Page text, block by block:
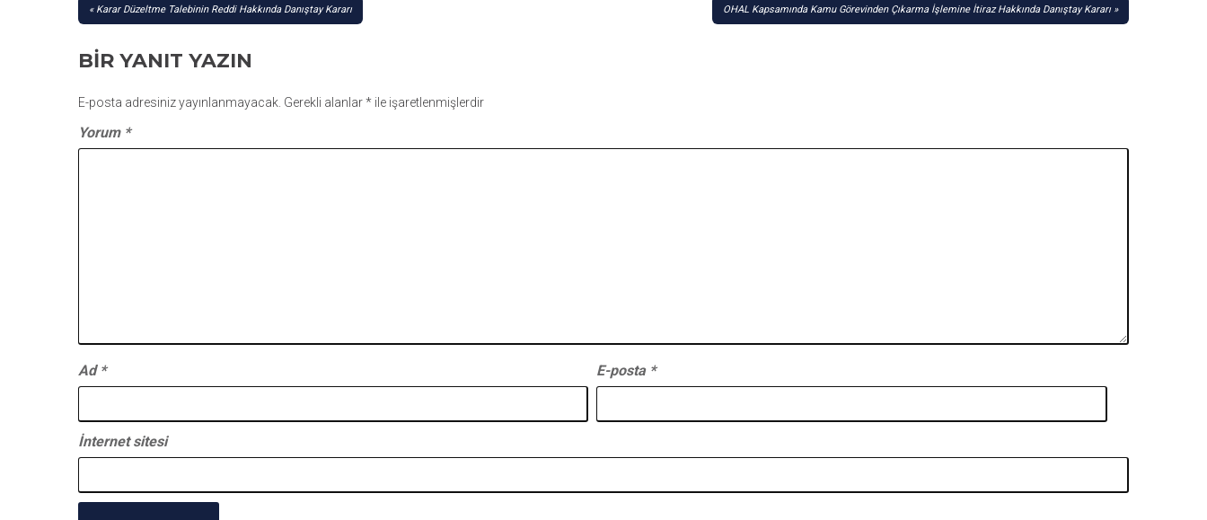
YAZI
Karar Düzeltme Talebinin Reddi Hakkında Danıştay Kararı OHAL Kapsamında Kamu Görevinden Çıkarma İşlemine İtiraz Hakkında Danıştay Kararı
BIR YANIT YAZIN
E-posta adresiniz yayınlanmayacak. Gerekli alanlar* ile işaretlenmişlerdir
Yorum *
Ad * E-posta *
İnternet sitesi